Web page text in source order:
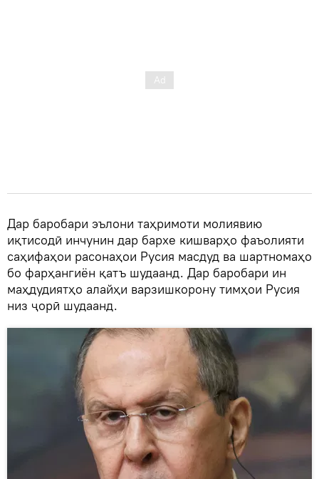
Дар баробари эълони таҳримоти молиявию
иқтисодӣ инчунин дар бархе кишварҳо фаъолияти
саҳифаҳои расонаҳои Русия масдуд ва шартномаҳо
бо фарҳангиён қатъ шудаанд. Дар баробари ин
маҳдудиятҳо алайҳи варзишкорону тимҳои Русия
низ ҷорӣ шудаанд.